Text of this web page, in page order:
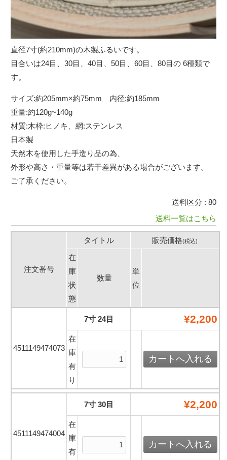
直径7寸(約210mm)の木製ふるいです。
目合いは24目、30目、40目、50目、60目、80目の 6種類で
す。
サイズ:約205mm×約75mm 内径:約185mm
重量:約120g~140g
材質:木枠:ヒノキ、網:ステンレス
日本製
天然木を使用した手造り品の為、
外形や高さ・重量等は若干差異がある場合がございます。
ご了承ください。
送料区分 : 80
送料一覧はこちら
注文番号
タイトル 販売価格(税込)
在
庫
状
態
数量
単
位
4511149474073
7寸 24目 ¥2,200
在
庫
有
り
4511149474004
7寸 30目 ¥2,200
在
庫
有